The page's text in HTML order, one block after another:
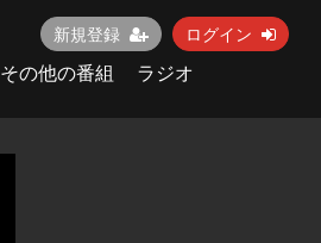
新規登録 ログイン
その他の番組
ラジオ